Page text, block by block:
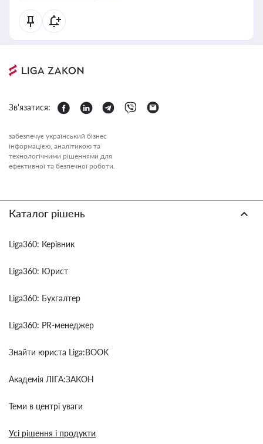
Зв'язатися:
забезпечує український бізнес
інформацією, аналітикою та
технологічними рішеннями для
ефективної та безпечної роботи.
Каталог рішень
Liga360: Керівник
Liga360: Юрист
Liga360: Бухгалтер
Liga360: PR-менеджер
Знайти юриста Liga:BOOK
Академія ЛІГА:ЗАКОН
Теми в центрі уваги
Усі рішення і продукти